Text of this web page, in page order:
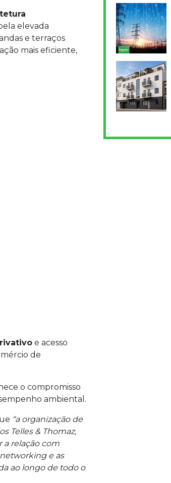
elevada
e terraços
mais eficiente,
e acesso
de
o compromisso
ambiental.
“a organização de
Telles & Thomaz,
a relação com
e as
ao longo de todo o